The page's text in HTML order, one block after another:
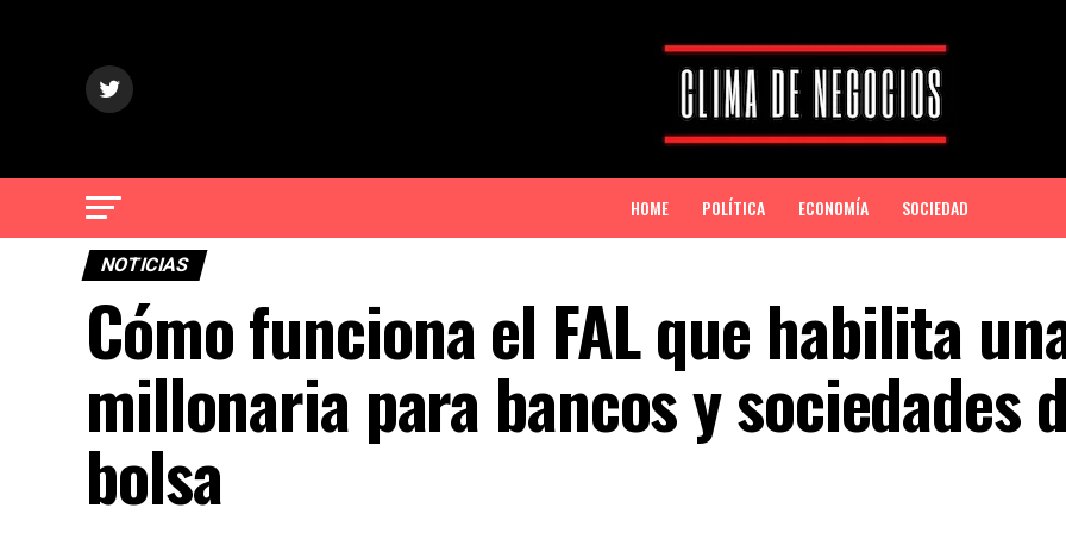
HOME POLÍTICA ECONOMÍA SOCIEDAD
NOTICIAS
Cómo funciona el FAL que habilita
millonaria para bancos y sociedades
bolsa